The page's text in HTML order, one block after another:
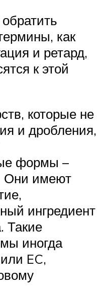
как
и ретард,
к этой
которые не
и дробления,
формы –
Они имеют
ингредиент
Такие
иногда
EC,